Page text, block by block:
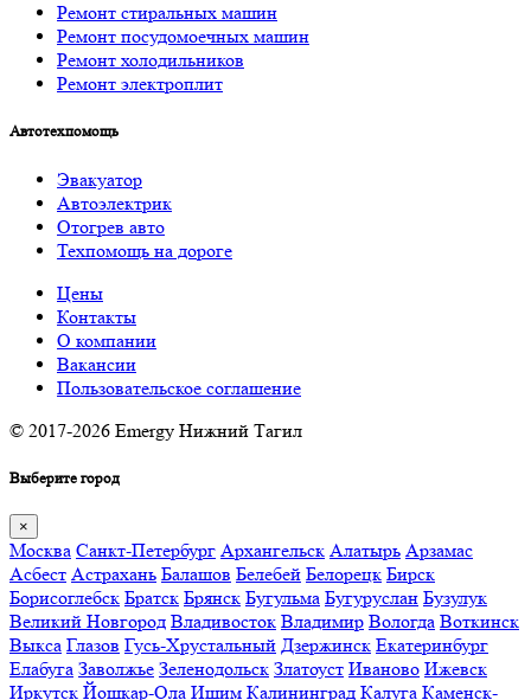
Ремонт стиральных машин
Ремонт посудомоечных машин
Ремонт холодильников
Ремонт электроплит
Автотехпомощь
Эвакуатор
Автоэлектрик
Отогрев авто
Техпомощь на дороге
Цены
Контакты
О компании
Вакансии
Пользовательское соглашение
© 2017-2026 Emergy Нижний Тагил
Выберите город
×
Москва Санкт-Петербург Архангельск Алатырь Арзамас
Асбест Астрахань Балашов Белебей Белорецк Бирск
Борисоглебск Братск Брянск Бугульма Бугуруслан Бузулук
Великий Новгород Владивосток Владимир Вологда Воткинск
Выкса Глазов Гусь-Хрустальный Дзержинск Екатеринбург
Елабуга Заволжье Зеленодольск Златоуст Иваново Ижевск
Иркутск Йошкар-Ола Ишим Калининград Калуга Каменск-